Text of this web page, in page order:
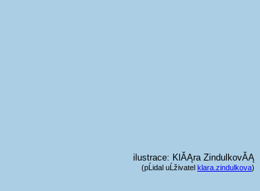
ilustrace: KlĂĄra ZindulkovĂĄ
(pĹidal uĹživatel klara.zindulkova)